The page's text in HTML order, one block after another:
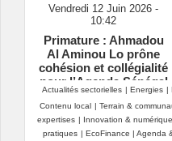
Vendredi 12 Juin 2026 -
10:42
Primature : Ahmadou
Al Aminou Lo prône
cohésion et collégialité
pour l’Agenda Sénégal
2050
Actualités sectorielles | Energies |
Contenu local | Terrain &
expertises | Innovation & numérique
pratiques | EcoFinance | Agenda